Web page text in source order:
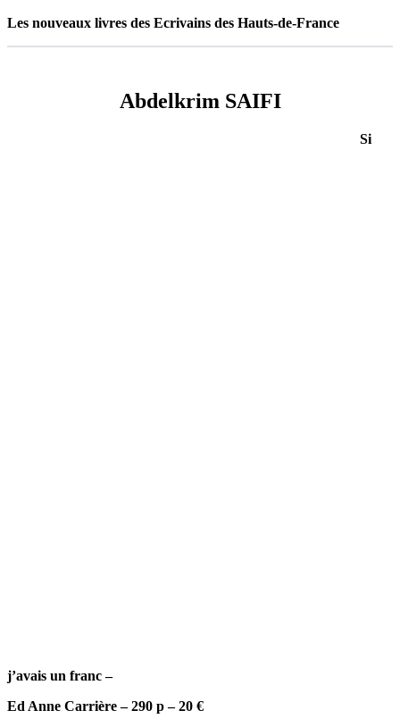
Les nouveaux livres des Ecrivains des Hauts-de-France
Abdelkrim SAIFI
Si
j’avais un franc –
Ed Anne Carrière – 290 p – 20 €